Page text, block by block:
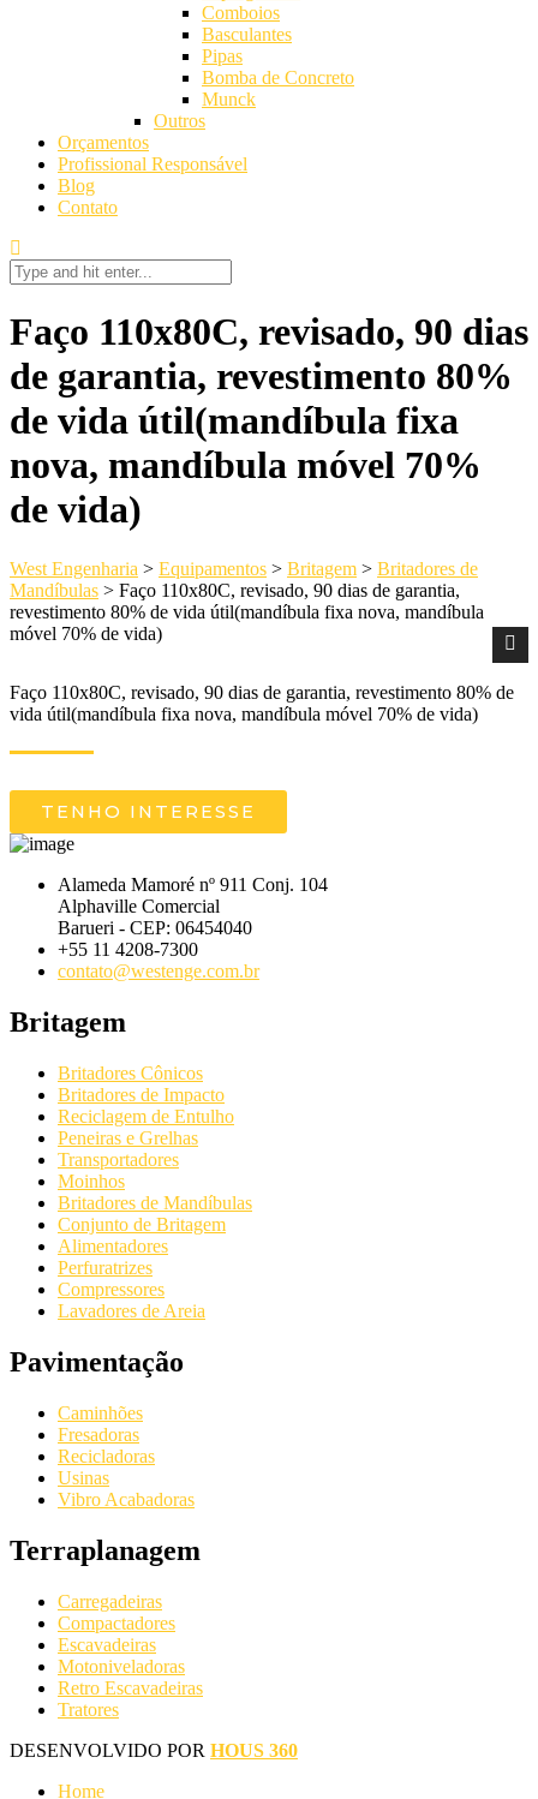
Comboios
Basculantes
Pipas
Bomba de Concreto
Munck
Outros
Orçamentos
Profissional Responsável
Blog
Contato
Faço 110x80C, revisado, 90 dias
de garantia, revestimento 80%
de vida útil(mandíbula fixa
nova, mandíbula móvel 70%
de vida)
West Engenharia > Equipamentos > Britagem > Britadores de
Mandíbulas > Faço 110x80C, revisado, 90 dias de garantia,
revestimento 80% de vida útil(mandíbula fixa nova, mandíbula
móvel 70% de vida)
Faço 110x80C, revisado, 90 dias de garantia, revestimento 80% de
vida útil(mandíbula fixa nova, mandíbula móvel 70% de vida)
TENHO INTERESSE
Alameda Mamoré nº 911 Conj. 104
Alphaville Comercial
Barueri - CEP: 06454040
+55 11 4208-7300
contato@westenge.com.br
Britagem
Britadores Cônicos
Britadores de Impacto
Reciclagem de Entulho
Peneiras e Grelhas
Transportadores
Moinhos
Britadores de Mandíbulas
Conjunto de Britagem
Alimentadores
Perfuratrizes
Compressores
Lavadores de Areia
Pavimentação
Caminhões
Fresadoras
Recicladoras
Usinas
Vibro Acabadoras
Terraplanagem
Carregadeiras
Compactadores
Escavadeiras
Motoniveladoras
Retro Escavadeiras
Tratores
DESENVOLVIDO POR HOUS 360
Home